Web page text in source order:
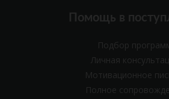
Помощь в
Подбор
Личная
Мотивационное
Полное